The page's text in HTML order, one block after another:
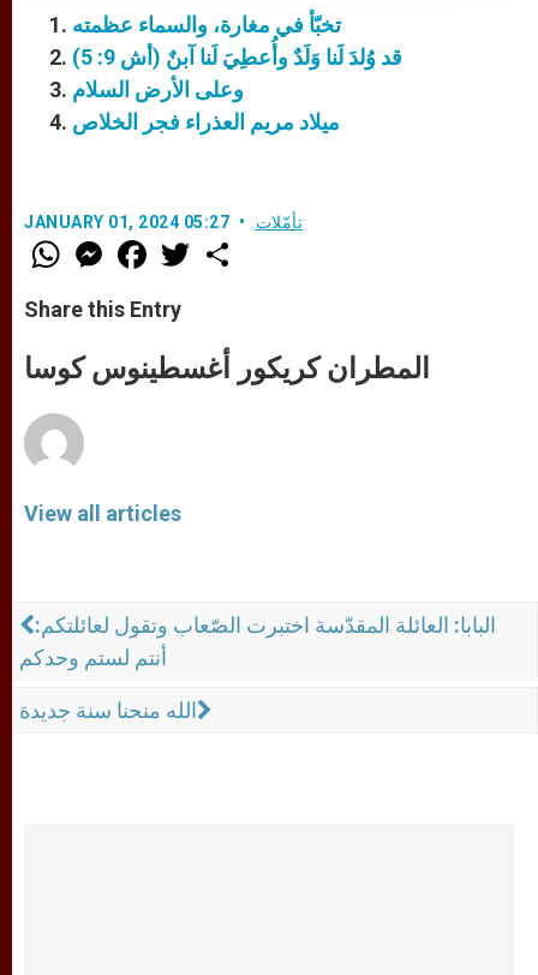
تخبّأ في مغارة، والسماء عظمته
قد وُلدَ لَنا وَلَدٌ وأُعطِيَ لَنا آبنٌ (أش 9: 5)
وعلى الأرض السلام
ميلاد مريم العذراء فجر الخلاص
JANUARY 01, 2024 05:27 تأمّلات
W
h
t
s
p
p
M
e
s
e
e
F
a
e
b
o
k
w
Share this Entry
المطران كريكور أغسطينوس كوسا
View all articles
البابا: العائلة المقدّسة اختبرت الصّعاب وتقول لعائلتكم:
أنتم لستم وحدكم
الله منحنا سنة جديدة